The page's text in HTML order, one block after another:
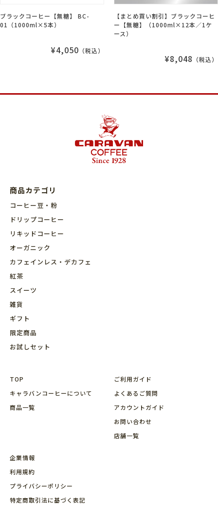
ブラックコーヒー【無糖】 BC-
01（1000ml×5本）
¥4,050 （税込）
【まとめ買い割引】ブラックコーヒ
ー【無糖】（1000ml×12本／1ケ
ース）
¥8,048 （税込）
商品カテゴリ
コーヒー豆・粉
ドリップコーヒー
リキッドコーヒー
オーガニック
カフェインレス・デカフェ
紅茶
スイーツ
雑貨
ギフト
限定商品
お試しセット
TOP
キャラバンコーヒーについて
商品⼀覧
ご利用ガイド
よくあるご質問
アカウントガイド
お問い合わせ
店舗⼀覧
企業情報
利用規約
プライバシーポリシー
特定商取引法に基づく表記